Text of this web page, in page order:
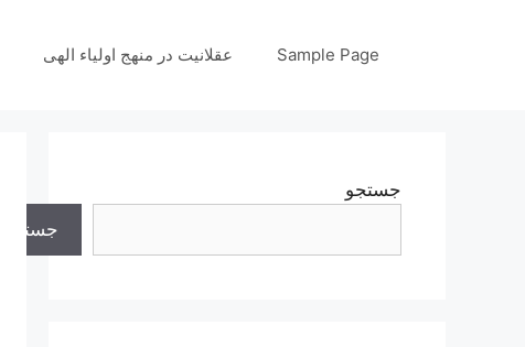
Sample Page عقلانیت در منهج اولیاء الهی
جستجو
جستجو